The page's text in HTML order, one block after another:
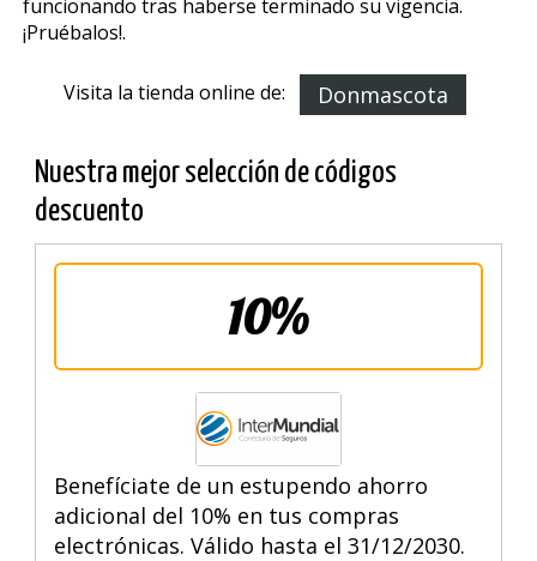
funcionando tras haberse terminado su vigencia.
¡Pruébalos!.
Visita la tienda online de: Donmascota
Nuestra mejor selección de códigos
descuento
10%
Benefíciate de un estupendo ahorro
adicional del 10% en tus compras
electrónicas. Válido hasta el 31/12/2030.